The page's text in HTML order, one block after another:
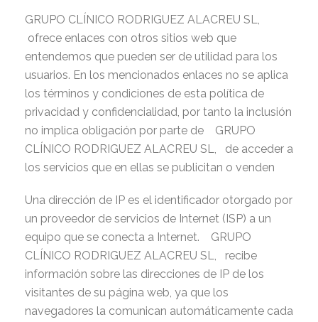
GRUPO CLÍNICO RODRIGUEZ ALACREU SL,
ofrece enlaces con otros sitios web que
entendemos que pueden ser de utilidad para los
usuarios. En los mencionados enlaces no se aplica
los términos y condiciones de esta política de
privacidad y confidencialidad, por tanto la inclusión
no implica obligación por parte de GRUPO
CLÍNICO RODRIGUEZ ALACREU SL, de acceder a
los servicios que en ellas se publicitan o venden
Una dirección de IP es el identificador otorgado por
un proveedor de servicios de Internet (ISP) a un
equipo que se conecta a Internet. GRUPO
CLÍNICO RODRIGUEZ ALACREU SL, recibe
información sobre las direcciones de IP de los
visitantes de su página web, ya que los
navegadores la comunican automáticamente cada